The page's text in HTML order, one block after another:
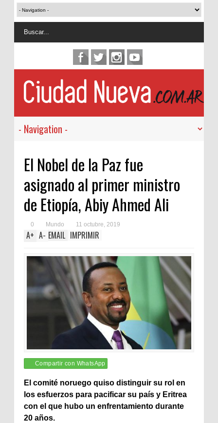
El Nobel de la Paz fue
asignado al primer ministro
de Etiopía, Abiy Ahmed Ali
0 Mundo 11 octubre, 2019
A+ A- EMAIL IMPRIMIR
Compartir con WhatsApp
El comité noruego quiso distinguir su rol en
los esfuerzos para pacificar su país y Eritrea
con el que hubo un enfrentamiento durante
20 años.